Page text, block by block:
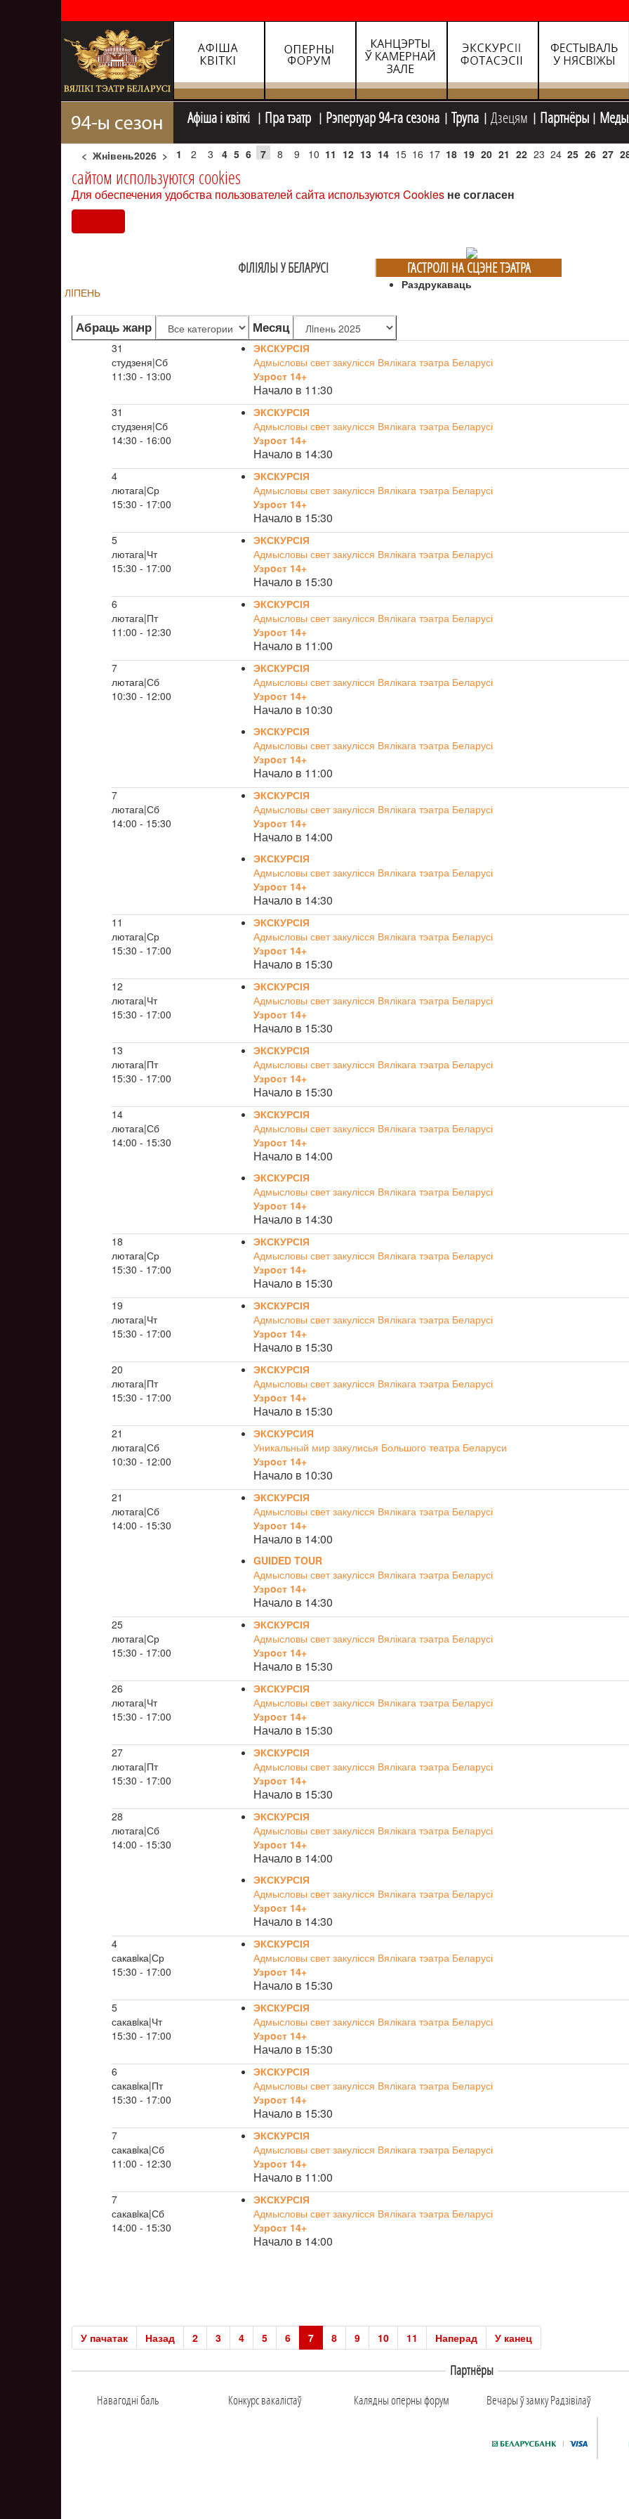
Афiша i квiткi Пра тэатр Рэпертуар 94-га сезона Трупа Дзецям Партнёры
< Жнiвень2026 > 1 2 3 4 5 6 7 8 9 10 11 12 13 14 15 16 17 18 19 20 21 22 23 24 25 26 27
сайтом используются cookies
Для обеспечения удобства пользователей сайта используются Cookies не согласен
ФIЛIЯЛЫ У БЕЛАРУСI ГАСТРОЛI НА СЦЭНЕ ТЭАТРА
ЛIПЕНЬ
Абраць жанр Месяц
Раздрукаваць
31
студзеня|Сб
11:30 - 13:00
ЭКСКУРСІЯ
Адмысловы свет закулісся Вялікага тэатра Беларусі
Узрoст 14+
Начало в 11:30
31
студзеня|Сб
14:30 - 16:00
ЭКСКУРСІЯ
Адмысловы свет закулісся Вялікага тэатра Беларусі
Узрoст 14+
Начало в 14:30
4
лютага|Ср
15:30 - 17:00
ЭКСКУРСІЯ
Адмысловы свет закулісся Вялікага тэатра Беларусі
Узрoст 14+
Начало в 15:30
5
лютага|Чт
15:30 - 17:00
ЭКСКУРСІЯ
Адмысловы свет закулісся Вялікага тэатра Беларусі
Узрoст 14+
Начало в 15:30
6
лютага|Пт
11:00 - 12:30
ЭКСКУРСІЯ
Адмысловы свет закулісся Вялікага тэатра Беларусі
Узрoст 14+
Начало в 11:00
7
лютага|Сб
10:30 - 12:00
ЭКСКУРСІЯ
Адмысловы свет закулісся Вялікага тэатра Беларусі
Узрoст 14+
Начало в 10:30
ЭКСКУРСІЯ
Адмысловы свет закулісся Вялікага тэатра Беларусі
Узрoст 14+
Начало в 11:00
7
лютага|Сб
14:00 - 15:30
ЭКСКУРСІЯ
Адмысловы свет закулісся Вялікага тэатра Беларусі
Узрoст 14+
Начало в 14:00
ЭКСКУРСІЯ
Адмысловы свет закулісся Вялікага тэатра Беларусі
Узрoст 14+
Начало в 14:30
11
лютага|Ср
15:30 - 17:00
ЭКСКУРСІЯ
Адмысловы свет закулісся Вялікага тэатра Беларусі
Узрoст 14+
Начало в 15:30
12
лютага|Чт
15:30 - 17:00
ЭКСКУРСІЯ
Адмысловы свет закулісся Вялікага тэатра Беларусі
Узрoст 14+
Начало в 15:30
13
лютага|Пт
15:30 - 17:00
ЭКСКУРСІЯ
Адмысловы свет закулісся Вялікага тэатра Беларусі
Узрoст 14+
Начало в 15:30
14
лютага|Сб
14:00 - 15:30
ЭКСКУРСІЯ
Адмысловы свет закулісся Вялікага тэатра Беларусі
Узрoст 14+
Начало в 14:00
ЭКСКУРСІЯ
Адмысловы свет закулісся Вялікага тэатра Беларусі
Узрoст 14+
Начало в 14:30
18
лютага|Ср
15:30 - 17:00
ЭКСКУРСІЯ
Адмысловы свет закулісся Вялікага тэатра Беларусі
Узрoст 14+
Начало в 15:30
19
лютага|Чт
15:30 - 17:00
ЭКСКУРСІЯ
Адмысловы свет закулісся Вялікага тэатра Беларусі
Узрoст 14+
Начало в 15:30
20
лютага|Пт
15:30 - 17:00
ЭКСКУРСІЯ
Адмысловы свет закулісся Вялікага тэатра Беларусі
Узрoст 14+
Начало в 15:30
21
лютага|Сб
10:30 - 12:00
ЭКСКУРСИЯ
Уникальный мир закулисья Большого театра Беларуси
Узрoст 14+
Начало в 10:30
21
лютага|Сб
14:00 - 15:30
ЭКСКУРСІЯ
Адмысловы свет закулісся Вялікага тэатра Беларусі
Узрoст 14+
Начало в 14:00
GUIDED TOUR
Адмысловы свет закулісся Вялікага тэатра Беларусі
Узрoст 14+
Начало в 14:30
25
лютага|Ср
15:30 - 17:00
ЭКСКУРСІЯ
Адмысловы свет закулісся Вялікага тэатра Беларусі
Узрoст 14+
Начало в 15:30
26
лютага|Чт
15:30 - 17:00
ЭКСКУРСІЯ
Адмысловы свет закулісся Вялікага тэатра Беларусі
Узрoст 14+
Начало в 15:30
27
лютага|Пт
15:30 - 17:00
ЭКСКУРСІЯ
Адмысловы свет закулісся Вялікага тэатра Беларусі
Узрoст 14+
Начало в 15:30
28
лютага|Сб
14:00 - 15:30
ЭКСКУРСІЯ
Адмысловы свет закулісся Вялікага тэатра Беларусі
Узрoст 14+
Начало в 14:00
ЭКСКУРСІЯ
Адмысловы свет закулісся Вялікага тэатра Беларусі
Узрoст 14+
Начало в 14:30
4
сакавiка|Ср
15:30 - 17:00
ЭКСКУРСІЯ
Адмысловы свет закулісся Вялікага тэатра Беларусі
Узрoст 14+
Начало в 15:30
5
сакавiка|Чт
15:30 - 17:00
ЭКСКУРСІЯ
Адмысловы свет закулісся Вялікага тэатра Беларусі
Узрoст 14+
Начало в 15:30
6
сакавiка|Пт
15:30 - 17:00
ЭКСКУРСІЯ
Адмысловы свет закулісся Вялікага тэатра Беларусі
Узрoст 14+
Начало в 15:30
7
сакавiка|Сб
11:00 - 12:30
ЭКСКУРСІЯ
Адмысловы свет закулісся Вялікага тэатра Беларусі
Узрoст 14+
Начало в 11:00
7
сакавiка|Сб
14:00 - 15:30
ЭКСКУРСІЯ
Адмысловы свет закулісся Вялікага тэатра Беларусі
Узрoст 14+
Начало в 14:00
У пачатак Назад 2 3 4 5 6 7 8 9 10 11 Наперад У канец
Партнёры
Навагоднi баль
Конкурс вакалiстаў Калядны оперны форум Вечары ў замку Радзiвiлаў